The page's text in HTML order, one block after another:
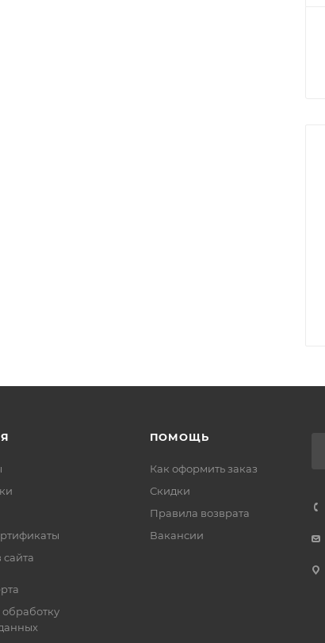
сайта
ПОМОЩЬ
Как оформить заказ
Скидки
Правила возврата
Вакансии